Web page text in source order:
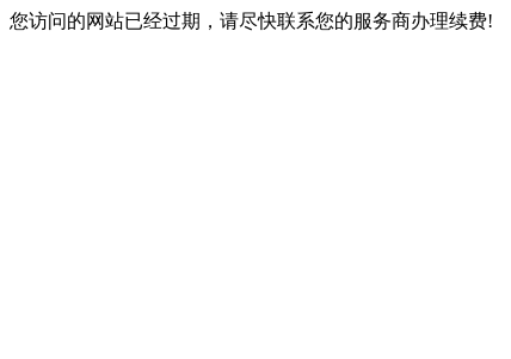
您访问的网站已经过期，请尽快联系您的服务商办理续费!